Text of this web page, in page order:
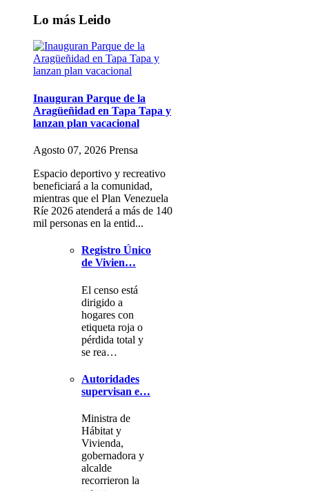
Lo más Leido
Inauguran Parque de la
Aragüeñidad en Tapa Tapa y
lanzan plan vacacional
Agosto 07, 2026 Prensa
Espacio deportivo y recreativo
beneficiará a la comunidad,
mientras que el Plan Venezuela
Ríe 2026 atenderá a más de 140
mil personas en la entid...
Registro Único
de Vivien…
El censo está
dirigido a
hogares con
etiqueta roja o
pérdida total y
se rea…
Autoridades
supervisan e…
Ministra de
Hábitat y
Vivienda,
gobernadora y
alcalde
recorrieron la